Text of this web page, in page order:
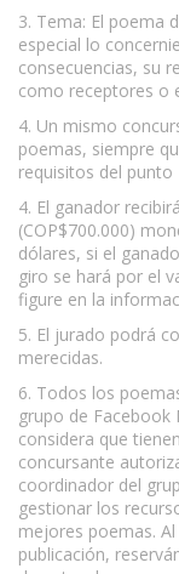
3. Tema: El poema
especial lo
consecuencias, su
como receptores o
4. Un mismo
poemas, siempre
requisitos del
4. El ganador
(COP$700.000)
dólares, si el
giro se hará por el
figure en la
5. El jurado podrá
merecidas.
6. Todos los
grupo de Facebook
considera que
concursante
coordinador del
gestionar los
mejores poemas.
publicación,